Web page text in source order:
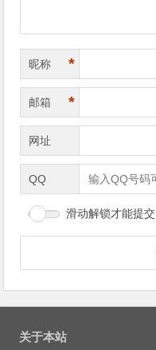
昵称 *
邮箱 *
网址
QQ
滑动解锁才能提交
关于本站